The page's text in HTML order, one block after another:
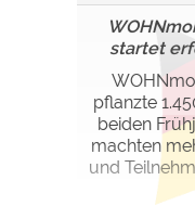
startet
pflanzte
beiden
machten
und